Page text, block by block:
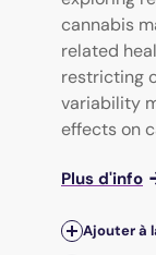
cannabis
related
restricting
variability
effects on
Plus d'info
Ajouter à